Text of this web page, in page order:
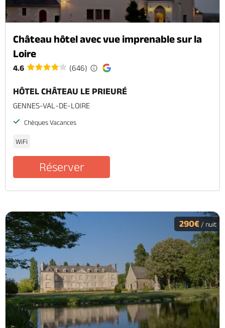
Château hôtel avec vue imprenable sur la
Loire
4.6 (646)
HÔTEL CHÂTEAU LE PRIEURÉ
GENNES-VAL-DE-LOIRE
Chèques Vacances
WiFi
Réserver
290€ / nuit